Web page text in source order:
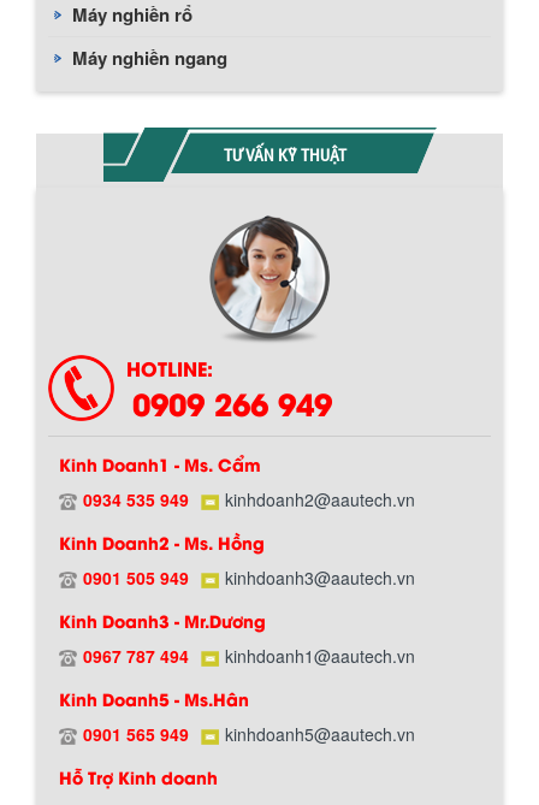
Máy nghiền rổ
Máy nghiền ngang
TƯ VẤN KỸ THUẬT
HOTLINE:
0909 266 949
Kinh Doanh1 - Ms. Cẩm
0934 535 949 kinhdoanh2@aautech.vn
Kinh Doanh2 - Ms. Hồng
0901 505 949 kinhdoanh3@aautech.vn
Kinh Doanh3 - Mr.Dương
0967 787 494 kinhdoanh1@aautech.vn
Kinh Doanh5 - Ms.Hân
0901 565 949 kinhdoanh5@aautech.vn
Hỗ Trợ Kinh doanh
Chính sách giao hàng
Bồn chứa giải nhiệt sơn, mực in có cấu
tạo gồm 2 lớp inox và được dùng để
làm giảm nhiệt độ của nguyên...